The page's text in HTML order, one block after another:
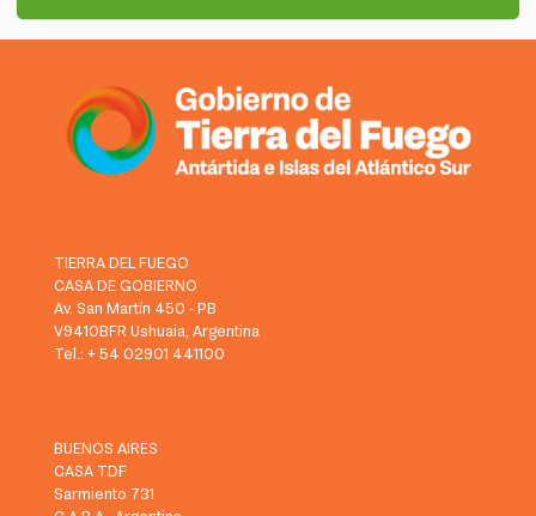
TIERRA DEL FUEGO
CASA DE GOBIERNO
Av. San Martín 450 - PB
V9410BFR Ushuaia, Argentina
Tel.: + 54 02901 441100
BUENOS AIRES
CASA TDF
Sarmiento 731